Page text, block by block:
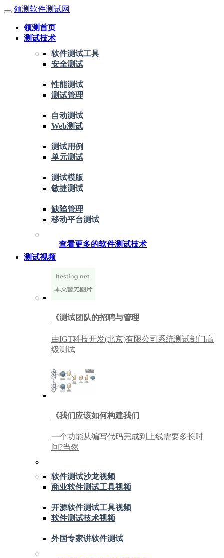
领测软件测试网
领测首页
测试技术
软件测试工具
安全测试
性能测试
测试管理
自动测试
Web测试
测试用例
单元测试
测试模版
敏捷测试
缺陷管理
移动平台测试
查看更多的软件测试技术
测试视频
《测试团队的招聘与管理
由IGT科技开发(北京)有限公司系统测试部门高
级测试
《我们应该如何构建我们
一个功能从编写代码完成到上线需要多长时
间?当然
软件测试沙龙视频
商业软件测试工具视频
开源软件测试工具视频
软件测试技术视频
外国专家讲软件测试